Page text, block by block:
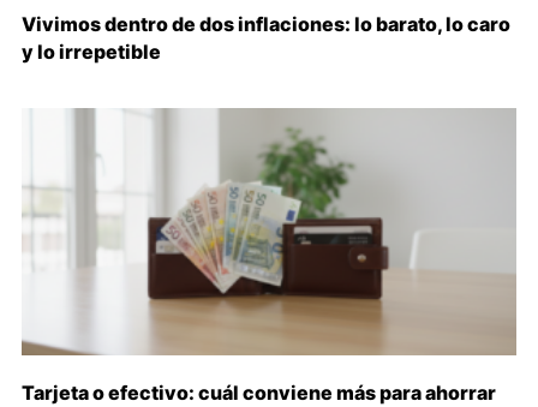
Vivimos dentro de dos inflaciones: lo barato, lo caro
y lo irrepetible
Tarjeta o efectivo: cuál conviene más para ahorrar